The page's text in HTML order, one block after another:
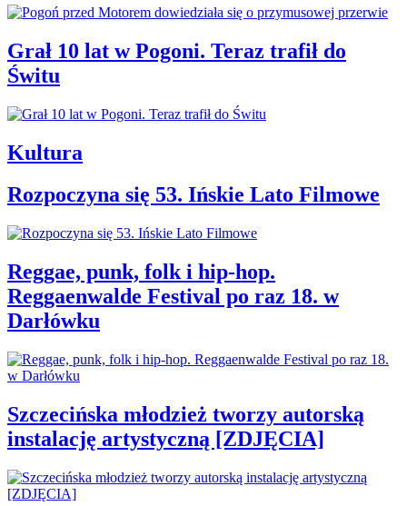
Grał 10 lat w Pogoni. Teraz trafił do
Świtu
Kultura
Rozpoczyna się 53. Ińskie Lato Filmowe
Reggae, punk, folk i hip-hop.
Reggaenwalde Festival po raz 18. w
Darłówku
Szczecińska młodzież tworzy autorską
instalację artystyczną [ZDJĘCIA]